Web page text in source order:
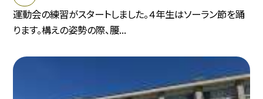
運動会の練習がスタートしました。４年生はソーラン節を踊
ります。構えの姿勢の際、腰...